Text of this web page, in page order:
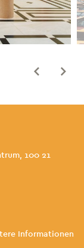
100 21
Informationen